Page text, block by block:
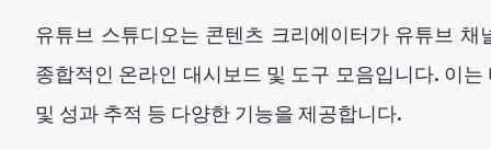
유튜브 스튜디오는 콘텐츠 크리에이터가 유튜브
종합적인 온라인 대시보드 및 도구 모음입니다. 이
및 성과 추적 등 다양한 기능을 제공합니다.